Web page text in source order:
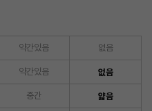
약간있음 없음
약간있음 없음
중간 얇음